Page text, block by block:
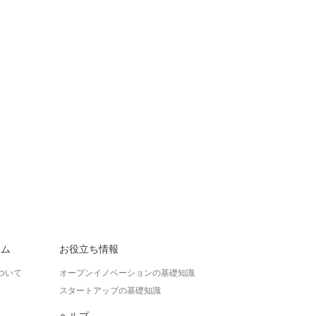
いて
お役立ち情報
オープンイノベーションの基礎知識
スタートアップの基礎知識